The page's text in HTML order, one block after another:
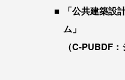
「公共建築設
ム」
（C-PUBDF